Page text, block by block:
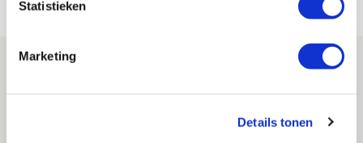
Statistieken
Marketing
Details tonen
NIEUWS
Spelen bij Jong Ajax of Ajax 1? Dat